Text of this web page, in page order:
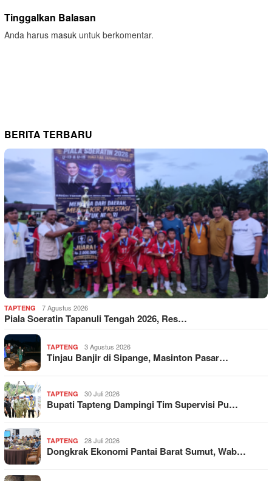
Tinggalkan Balasan
Anda harus masuk untuk berkomentar.
BERITA TERBARU
TAPTENG 7 Agustus 2026
Piala Soeratin Tapanuli Tengah 2026, Res…
TAPTENG 3 Agustus 2026
Tinjau Banjir di Sipange, Masinton Pasar…
TAPTENG 30 Juli 2026
Bupati Tapteng Dampingi Tim Supervisi Pu…
TAPTENG 28 Juli 2026
Dongkrak Ekonomi Pantai Barat Sumut, Wab…